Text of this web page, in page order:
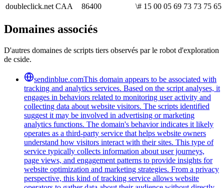
doubleclick.net CAA 86400 \# 15 00 05 69 73 73 75
Domaines associés
D'autres domaines de scripts tiers observés par le robot d'exploration
de cside.
sendinblue.comThis domain appears to be associated with
tracking and analytics services. Based on the script analyses, it
engages in behaviors related to monitoring user activity and
collecting data about website visitors. The scripts identified
suggest it may be involved in advertising or marketing
analytics functions. The domain's behavior indicates it likely
operates as a third-party service that helps website owners
understand how visitors interact with their sites. This type of
service typically collects information about user journeys,
page views, and engagement patterns to provide insights for
website optimization and marketing strategies. From a privacy
perspective, this kind of tracking service allows website